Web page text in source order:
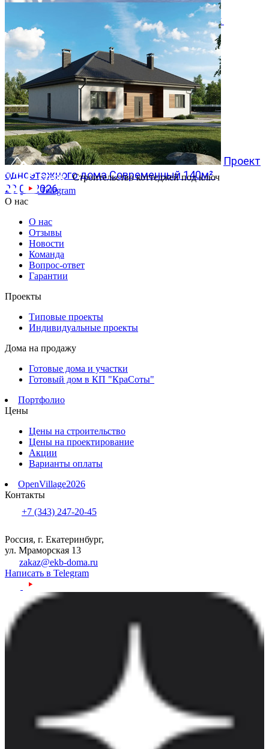
Двухэтажный дом 366м² в КП Заповедник
28.07.2026
Проект
одноэтажного дома Современный 140м²
20.07.2026
Строительство коттеджей под ключ
Telegram
О нас
О нас
Отзывы
Новости
Команда
Вопрос-ответ
Гарантии
Проекты
Типовые проекты
Индивидуальные проекты
Дома на продажу
Готовые дома и участки
Готовый дом в КП "КраСоты"
Портфолио
Цены
Цены на строительство
Цены на проектирование
Акции
Варианты оплаты
OpenVillage2026
Контакты
+7 (343) 247-20-45
Россия, г. Екатеринбург,
ул. Мраморская 13
zakaz@ekb-doma.ru
Написать в Telegram